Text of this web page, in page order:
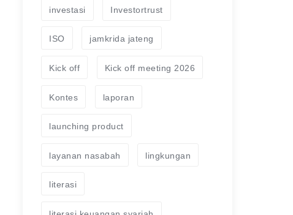
investasi Investortrust
ISO jamkrida jateng
Kick off Kick off meeting 2026
Kontes laporan
launching product
layanan nasabah lingkungan
literasi
literasi keuangan syariah